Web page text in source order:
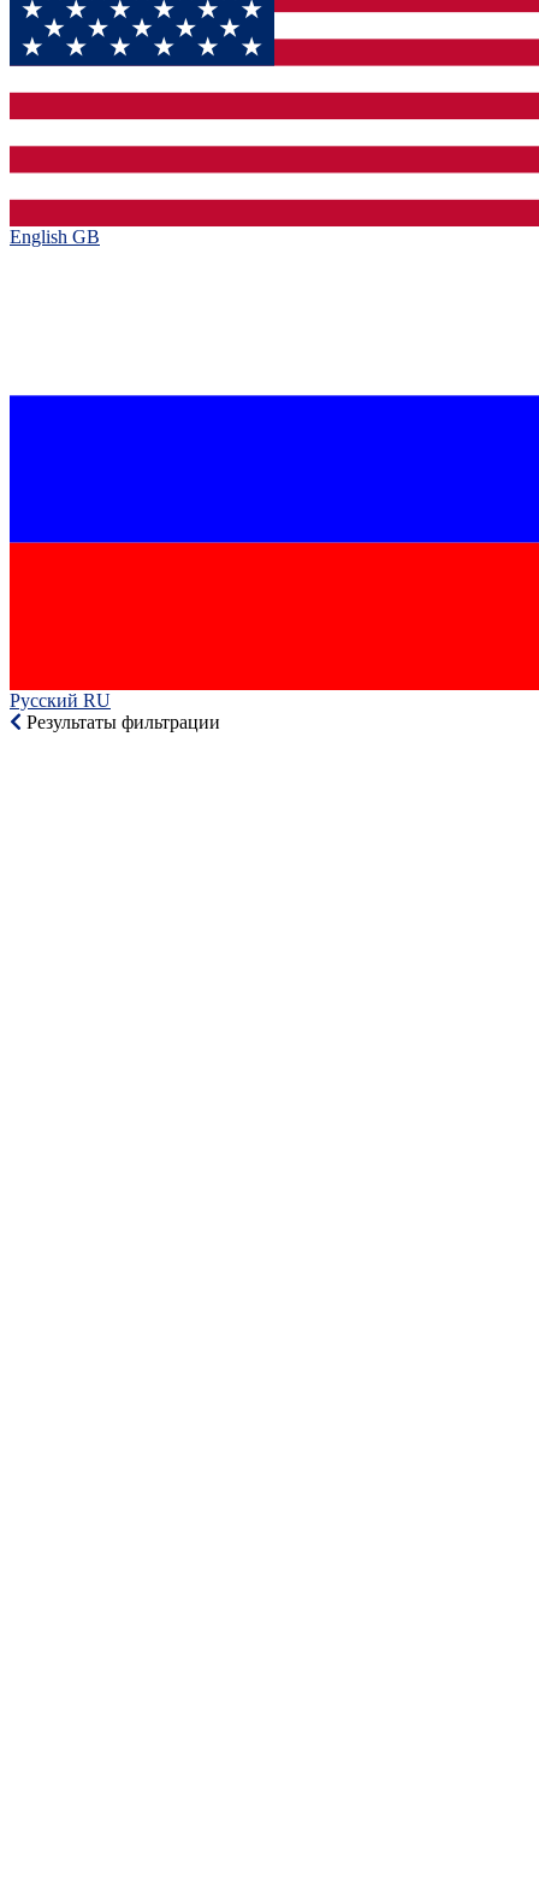
English GB‎
Русский RU‎
Результаты фильтрации